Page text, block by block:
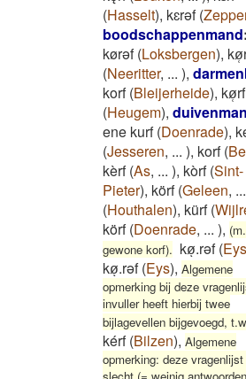
(Hasselt), kɛrǝf(
boodschappenmand:
kørǝf(Loksbergen),
(Neeritter, ... ),
korf(Bleijerheide), kø̜rf
(Heugem),
ene kurf(Doenrade),
(Jesseren, ... ), korf(
kèrf(As, ... ), kòrf(Sint-
Pieter), körf(Geleen, ...
(Houthalen), kürf(
körf(Doenrade, ... ),
gewone korf). køͅ.rəf(Eys
køͅ.rəf(Eys), Algemene
opmerking bij deze
invuller heeft hierbij twee
bijlagevellen bijgevoegd,
kérf(Bilzen), Algemene
opmerking: deze